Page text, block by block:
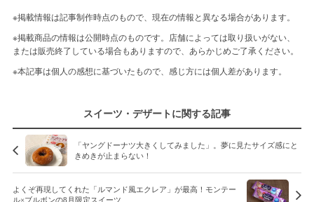
※掲載情報は記事制作時点のもので、現在の情報と異なる場合があります。
※掲載商品の情報は公開時点のものです。店舗によっては取り扱いがない、
または販売終了している場合もありますので、あらかじめご了承ください。
※本記事は個人の感想に基づいたもので、感じ方には個人差があります。
スイーツ・デザートに関する記事
「ヤングドーナツ大きくしてみました」。夢に見たサイズ感にと
きめきが止まらない！
よくぞ再現してくれた「ルマンド風エクレア」が最高！モンテー
ル×ブルボンの8月限定スイーツ